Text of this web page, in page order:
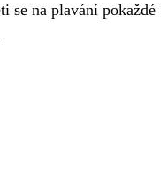
se na plavání pokaždé